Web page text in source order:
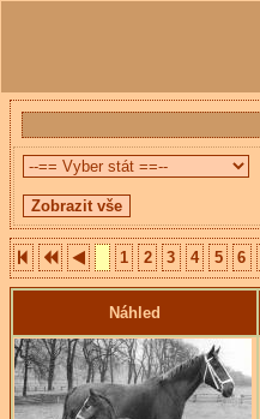
1 2 3 4 5 6
Náhled